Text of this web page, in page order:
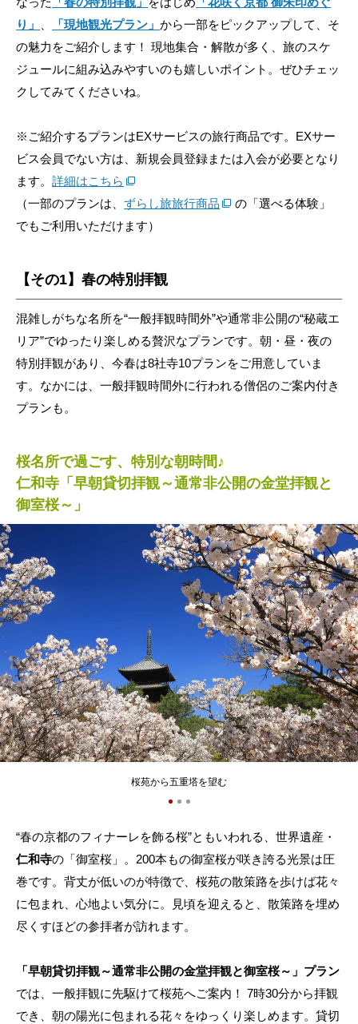
り」
「現地観光プラン」から一部をピックアップして、そ
の魅力をご紹介します！ 現地集合・解散が多く、旅のスケ
ジュールに組み込みやすいのも嬉しいポイント。ぜひチェッ
クしてみてくださいね。
※ご紹介するプランはEXサービスの旅行商品です。EXサー
ビス会員でない方は、新規会員登録または入会が必要となり
ます。詳細はこちら
（一部のプランは、ずらし旅旅行商品
の「選べる体験」
でもご利用いただけます）
【その1】春の特別拝観
混雑しがちな名所を“一般拝観時間外”や通常非公開の“秘蔵エ
リア”でゆったり楽しめる贅沢なプランです。朝・昼・夜の
特別拝観があり、今春は8社寺10プランをご用意していま
す。なかには、一般拝観時間外に行われる僧侶のご案内付き
プランも。
桜名所で過ごす、特別な朝時間♪
仁和寺「早朝貸切拝観～通常非公開の金堂拝観と
御室桜～」
桜苑から五重塔を望む
“春の京都のフィナーレを飾る桜”ともいわれる、世界遺産・
仁和寺の「御室桜」。200本もの御室桜が咲き誇る光景は圧
巻です。背丈が低いのが特徴で、桜苑の散策路を歩けば花々
に包まれ、心地よい気分に。見頃を迎えると、散策路を埋め
尽くすほどの参拝者が訪れます。
「早朝貸切拝観～通常非公開の金堂拝観と御室桜～」プラン
では、一般拝観に先駆けて桜苑へご案内！ 7時30分から拝観
でき、朝の陽光に包まれる花々をゆっくり楽しめます。貸切